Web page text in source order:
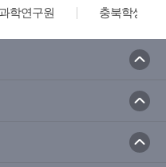
학연구원 충북학생교